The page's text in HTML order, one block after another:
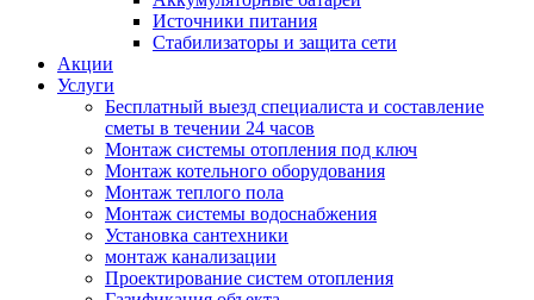
Источники питания
Стабилизаторы и защита сети
Акции
Услуги
Бесплатный выезд специалиста и составление
сметы в течении 24 часов
Монтаж системы отопления под ключ
Монтаж котельного оборудования
Монтаж теплого пола
Монтаж системы водоснабжения
Установка сантехники
монтаж канализации
Проектирование систем отопления